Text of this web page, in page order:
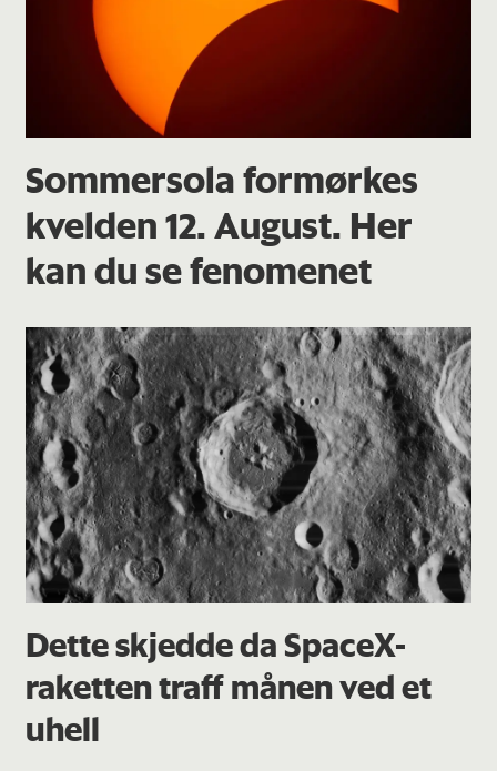
Sommersola formørkes
kvelden 12. August. Her
kan du se fenomenet
Dette skjedde da SpaceX-
raketten traff månen ved et
uhell